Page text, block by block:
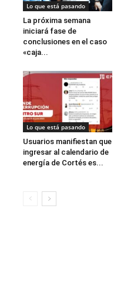
Lo que está pasando
La próxima semana
iniciará fase de
conclusiones en el caso
«caja...
Lo que está pasando
Usuarios manifiestan que
ingresar al calendario de
energía de Cortés es...